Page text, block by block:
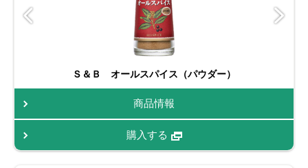
Ｓ＆Ｂ オールスパイス（パウダー）
商品情報
購入する